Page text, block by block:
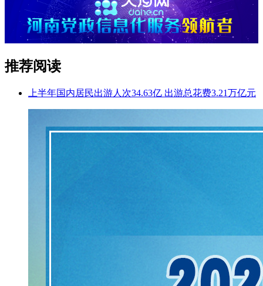
推荐阅读
上半年国内居民出游人次34.63亿 出游总花费3.21万亿元